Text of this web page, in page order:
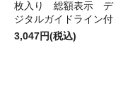
枚入り 総額表示 デ
ジタルガイドライン付
3,047円(税込)